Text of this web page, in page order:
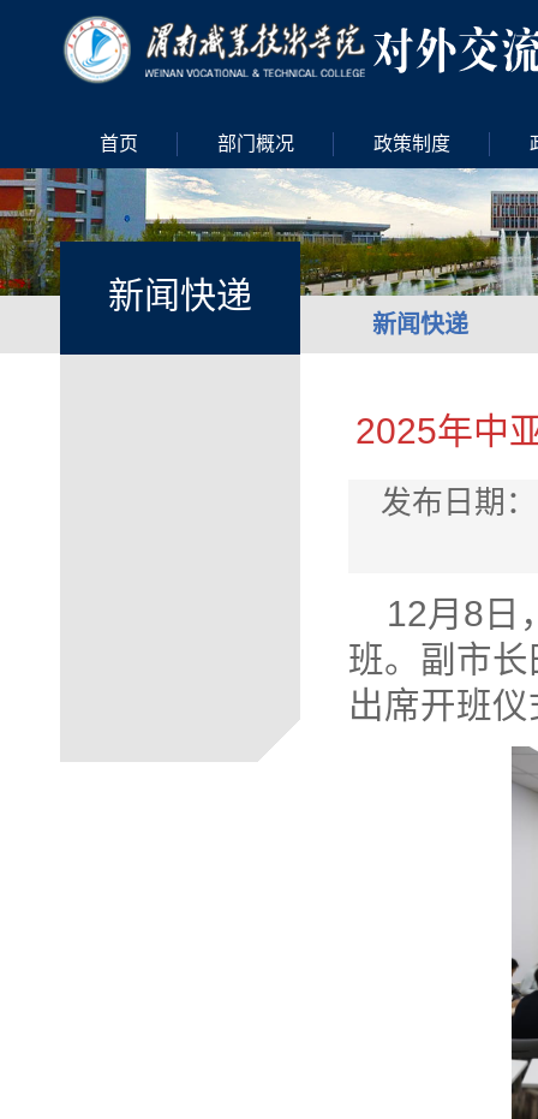
首页 部门概况 政策制度
新闻快递
新闻快递
2025年中
发布日期
12月8日
班。副市
出席开班